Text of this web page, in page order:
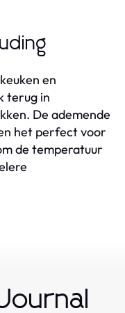
en
terug in
De ademende
het perfect voor
de temperatuur